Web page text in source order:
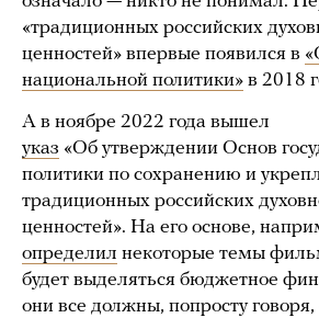
«традиционных российских
ценностей» впервые появился в
национальной политики» в 2018
А в ноябре 2022 года вышел
указ «Об утверждении Основ
политики по сохранению и
традиционных российских
ценностей». На его основе,
определил некоторые темы
будет выделяться бюджетное
они все должны, попросту говоря,